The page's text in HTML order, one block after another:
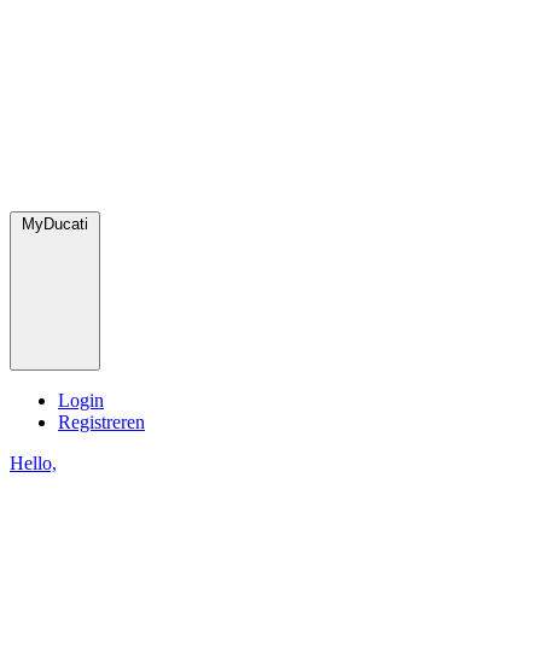
MyDucati
Login
Registreren
Hello,